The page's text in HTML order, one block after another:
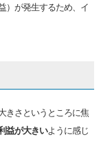
）が発生するため、イ
きさというところに焦
益が大きいように感じ